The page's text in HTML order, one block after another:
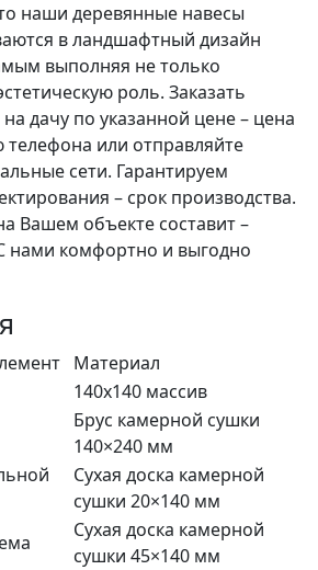
наши деревянные навесы
в ландшафтный дизайн
выполняя не только
роль. Заказать
дачу по указанной цене – цена
или отправляйте
сети. Гарантируем
– срок производства.
Вашем объекте составит –
нами комфортно и выгодно
Материал
140х140 массив
Брус камерной сушки
140×240 мм
Сухая доска камерной
сушки 20×140 мм
Сухая доска камерной
сушки 45×140 мм